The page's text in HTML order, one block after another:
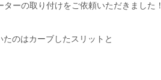
ーの取り付けをご依頼いただきました！
のはカーブしたスリットと